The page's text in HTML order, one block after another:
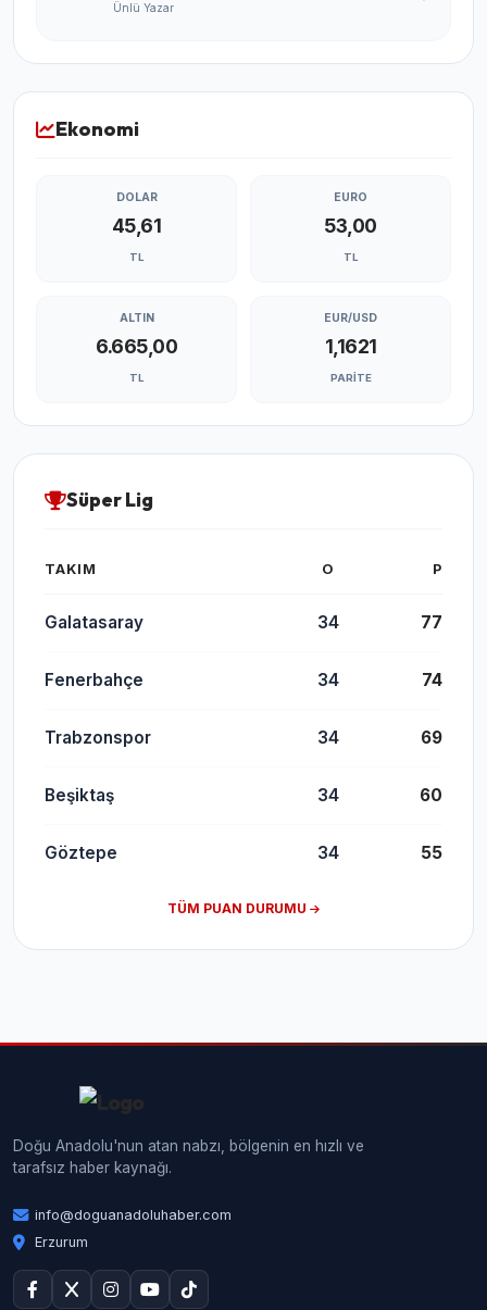
Ünlü Yazar
Ekonomi
DOLAR
45,61
TL
EURO
53,00
TL
ALTIN
6.665,00
TL
EUR/USD
1,1621
PARITE
Süper Lig
TAKIM O P
Galatasaray 34 77
Fenerbahçe 34 74
Trabzonspor 34 69
Beşiktaş 34 60
Göztepe 34 55
TÜM PUAN DURUMU
Doğu Anadolu'nun atan nabzı, bölgenin en hızlı ve
tarafsız haber kaynağı.
info@doguanadoluhaber.com
Erzurum